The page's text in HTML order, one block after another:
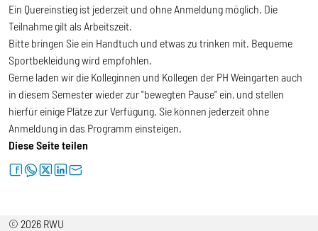
Ein Quereinstieg ist jederzeit und ohne Anmeldung möglich. Die
Teilnahme gilt als Arbeitszeit.
Bitte bringen Sie ein Handtuch und etwas zu trinken mit. Bequeme
Sportbekleidung wird empfohlen.
Gerne laden wir die Kolleginnen und Kollegen der PH Weingarten auch
in diesem Semester wieder zur "bewegten Pause" ein, und stellen
hierfür einige Plätze zur Verfügung. Sie können jederzeit ohne
Anmeldung in das Programm einsteigen.
Diese Seite teilen
facebookwhatsapptwitterlinkedinletter
© 2026 RWU